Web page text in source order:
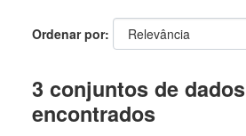
Ordenar por
3 conjuntos de dados
encontrados